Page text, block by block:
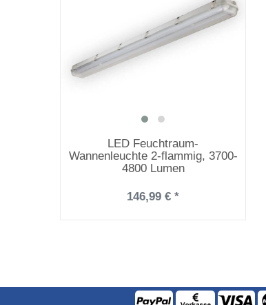
LED Feuchtraum-
Wannenleuchte 2-flammig, 3700-
4800 Lumen
146,99 € *